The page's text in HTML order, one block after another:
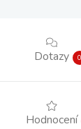
Dotazy 0
Hodnocení